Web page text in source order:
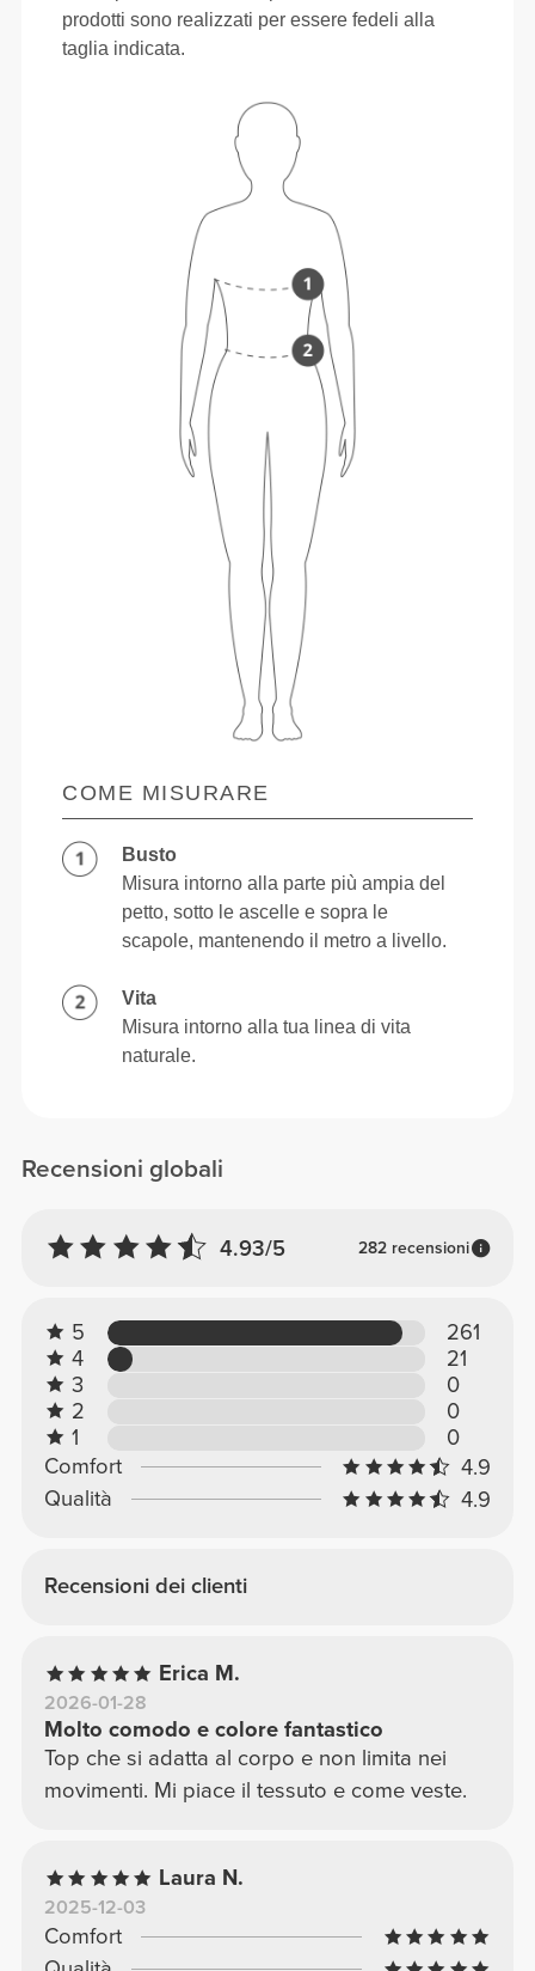
Recensioni globali
4.93/5 282 recensioni
5
261
4
21
3
0
2
0
1
0
Comfort
4.9
Qualità
4.9
Recensioni dei clienti
Erica M.
2026-01-28
Molto comodo e colore fantastico
Top che si adatta al corpo e non limita nei
movimenti. Mi piace il tessuto e come veste.
Laura N.
2025-12-03
Comfort
prodotti sono realizzati per essere fedeli alla
taglia indicata.
COME MISURARE
Busto
Misura intorno alla parte più ampia del
petto, sotto le ascelle e sopra le
scapole, mantenendo il metro a livello.
Vita
Misura intorno alla tua linea di vita
naturale.